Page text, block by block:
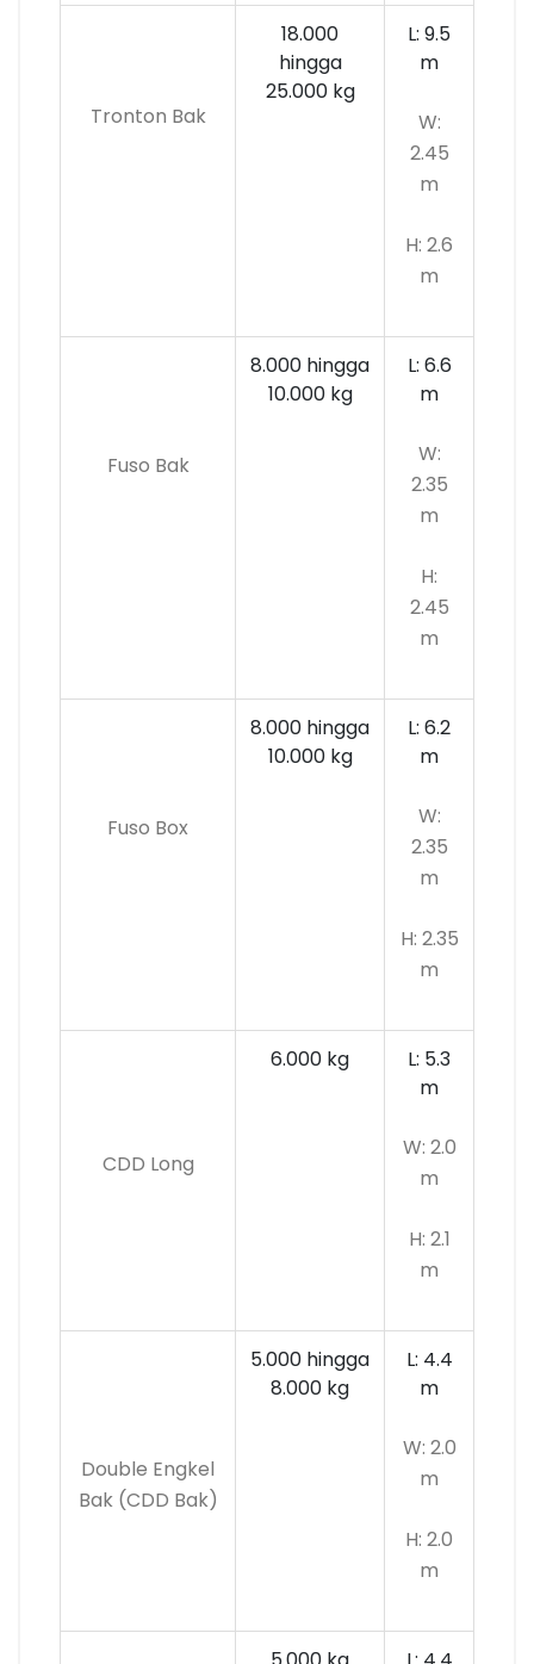
Tronton Bak
18.000
hingga
25.000 kg
L: 9.5
m
W:
2.45
m
H: 2.6
m
Fuso Bak
8.000 hingga
10.000kg
L: 6.6
m
W:
2.35
m
H:
2.45
m
Fuso Box
8.000 hingga
10.000 kg
L: 6.2
m
W:
2.35
m
H: 2.35
m
CDD Long
6.000 kg
L: 5.3
m
W: 2.0
m
H: 2.1
m
Double Engkel
Bak (CDD Bak)
5.000 hingga
8.000 kg
L: 4.4
m
W: 2.0
m
H: 2.0
m